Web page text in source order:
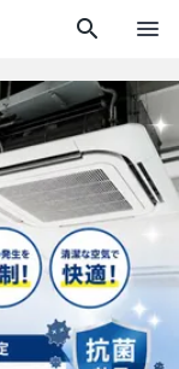
search menu